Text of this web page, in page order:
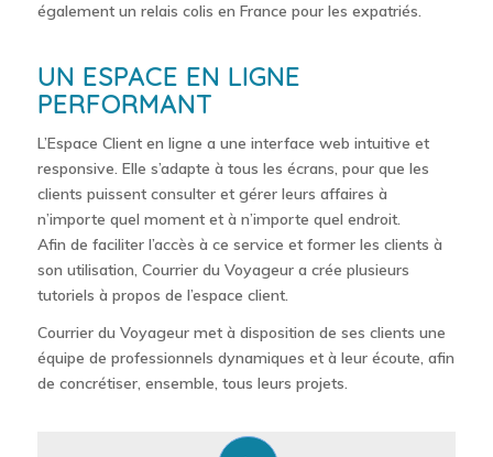
également un relais colis en France pour les expatriés.
UN ESPACE EN LIGNE
PERFORMANT
L’Espace Client en ligne a une interface web intuitive et
responsive. Elle s’adapte à tous les écrans, pour que les
clients puissent consulter et gérer leurs affaires à
n’importe quel moment et à n’importe quel endroit.
Afin de faciliter l’accès à ce service et former les clients à
son utilisation, Courrier du Voyageur a crée plusieurs
tutoriels à propos de l’espace client.
Courrier du Voyageur met à disposition de ses clients une
équipe de professionnels dynamiques et à leur écoute, afin
de concrétiser, ensemble, tous leurs projets.